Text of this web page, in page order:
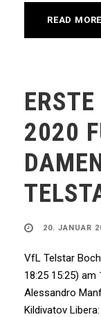
READ MORE
2020
20. JANUAR
VfL Telstar
18:25 15:25) am
Alessandro
Kildivatov